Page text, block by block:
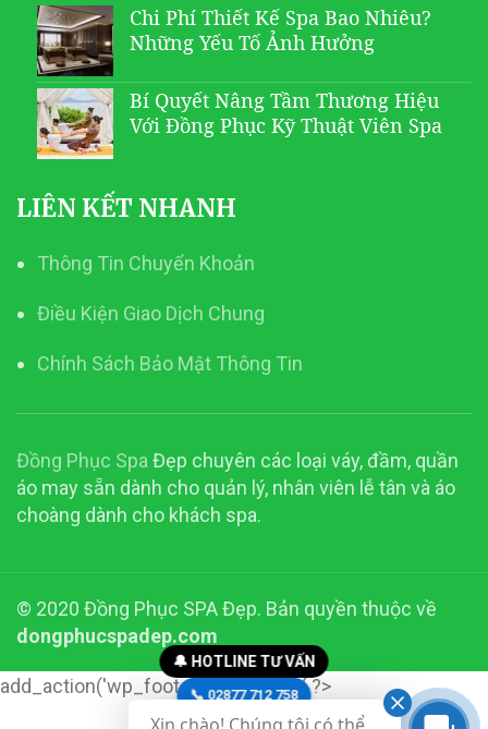
Chi Phí Thiết Kế Spa Bao Nhiêu?
Những Yếu Tố Ảnh Hưởng
Bí Quyết Nâng Tầm Thương Hiệu
Với Đồng Phục Kỹ Thuật Viên Spa
LIÊN KẾT NHANH
Thông Tin Chuyển Khoản
Điều Kiện Giao Dịch Chung
Chính Sách Bảo Mật Thông Tin
Đồng Phục Spa Đẹp chuyên các loại váy, đầm, quần
áo may sẵn dành cho quản lý, nhân viên lễ tân và áo
choàng dành cho khách spa.
© 2020 Đồng Phục SPA Đẹp. Bản quyền thuộc về
dongphucspadep.com
add_action('wp_footer', function() { ?>
🔔 HOTLINE TƯ VẤN
📞 02877 712 758